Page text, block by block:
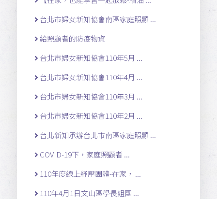
台北市婦女新知協會南區家庭照顧 ...
給照顧者的防疫物資
台北市婦女新知協會110年5月 ...
台北市婦女新知協會110年4月 ...
台北市婦女新知協會110年3月 ...
台北市婦女新知協會110年2月 ...
台北新知承辦台北市南區家庭照顧 ...
COVID-19下，家庭照顧者 ...
110年度線上紓壓團體-在家， ...
110年4月1日文山區學長姐團 ...